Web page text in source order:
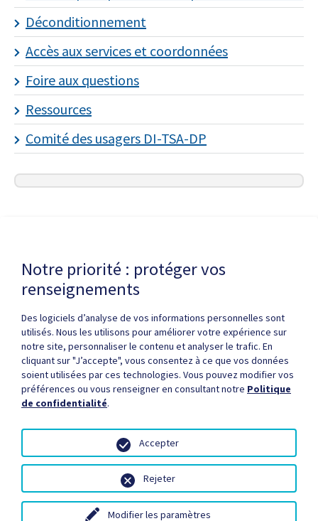
Déconditionnement
Accès aux services et coordonnées
Foire aux questions
Ressources
Comité des usagers DI-TSA-DP
Politique de confidentialité
Droits d'auteur / autorisation
Zone partenaires
Médias Plan du site
© Santé Québec, 2026
Notre priorité : protéger vos
renseignements
Des logiciels d’analyse de vos informations personnelles sont
utilisés. Nous les utilisons pour améliorer votre expérience sur
notre site, personnaliser le contenu et analyser le trafic. En
cliquant sur "J’accepte", vous consentez à ce que vos données
soient utilisées par ces technologies. Vous pouvez modifier vos
préférences ou vous renseigner en consultant notre Politique
de confidentialité.
Modifier les paramètres
Rejeter
Accepter